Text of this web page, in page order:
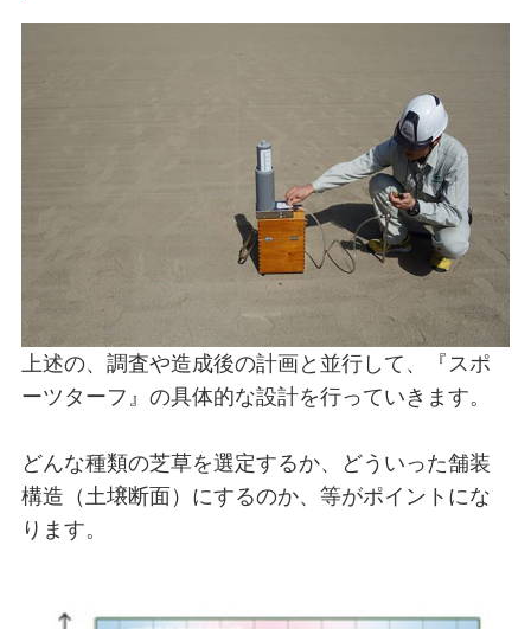
上述の、調査や造成後の計画と並行して、『スポ
ーツターフ』の具体的な設計を行っていきます。
どんな種類の芝草を選定するか、どういった舗装
構造（土壌断面）にするのか、等がポイントにな
ります。